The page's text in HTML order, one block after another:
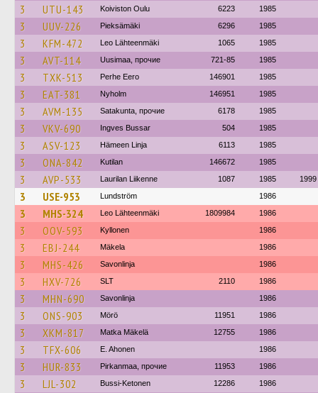
3 UTU-143 Koiviston Oulu 6223 1985
3 UUV-226 Pieksämäki 6296 1985
3 KFM-472 Leo Lähteenmäki 1065 1985
3 AVT-114 Uusimaa, прочие 721-85 1985
3 TXK-513 Perhe Eero 146901 1985
3 EAT-381 Nyholm 146951 1985
3 AVM-135 Satakunta, прочие 6178 1985
3 VKV-690 Ingves Bussar 504 1985
3 ASV-123 Hämeen Linja 6113 1985
3 ONA-842 Kutilan 146672 1985
3 AVP-533 Laurilan Liikenne 1087 1985 1999
3 USE-953 Lundström 1986
3 MHS-324 Leo Lähteenmäki 1809984 1986
3 OOV-593 Kyllonen 1986
3 EBJ-244 Mäkela 1986
3 MHS-426 Savonlinja 1986
3 HXV-726 SLT 2110 1986
3 MHN-690 Savonlinja 1986
3 ONS-903 Mörö 11951 1986
3 XKM-817 Matka Mäkelä 12755 1986
3 TFX-606 E. Ahonen 1986
3 HUR-833 Pirkanmaa, прочие 11953 1986
3 LJL-302 Bussi-Ketonen 12286 1986